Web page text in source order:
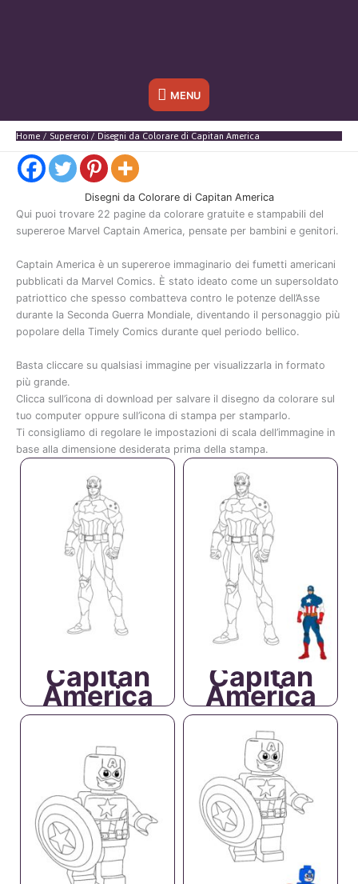
Sotto
l'header
MENU
Home Supereroi Disegni da Colorare di Capitan America
Disegni da Colorare di Capitan America
Qui puoi trovare 22 pagine da colorare gratuite e stampabili del
supereroe Marvel Captain America, pensate per bambini e genitori.
Captain America è un supereroe immaginario dei fumetti americani
pubblicati da Marvel Comics. È stato ideato come un supersoldato
patriottico che spesso combatteva contro le potenze dell’Asse
durante la Seconda Guerra Mondiale, diventando il personaggio più
popolare della Timely Comics durante quel periodo bellico.
Basta cliccare su qualsiasi immagine per visualizzarla in formato
più grande.
Clicca sull’icona di download per salvare il disegno da colorare sul
tuo computer oppure sull’icona di stampa per stamparlo.
Ti consigliamo di regolare le impostazioni di scala dell’immagine in
base alla dimensione desiderata prima della stampa.
Capitan
America
Capitan
America